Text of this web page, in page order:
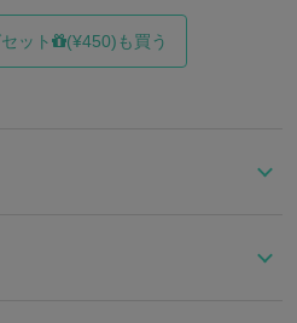
ット (¥450)も買う
チオ」くんをボア素材×刺繍でキ